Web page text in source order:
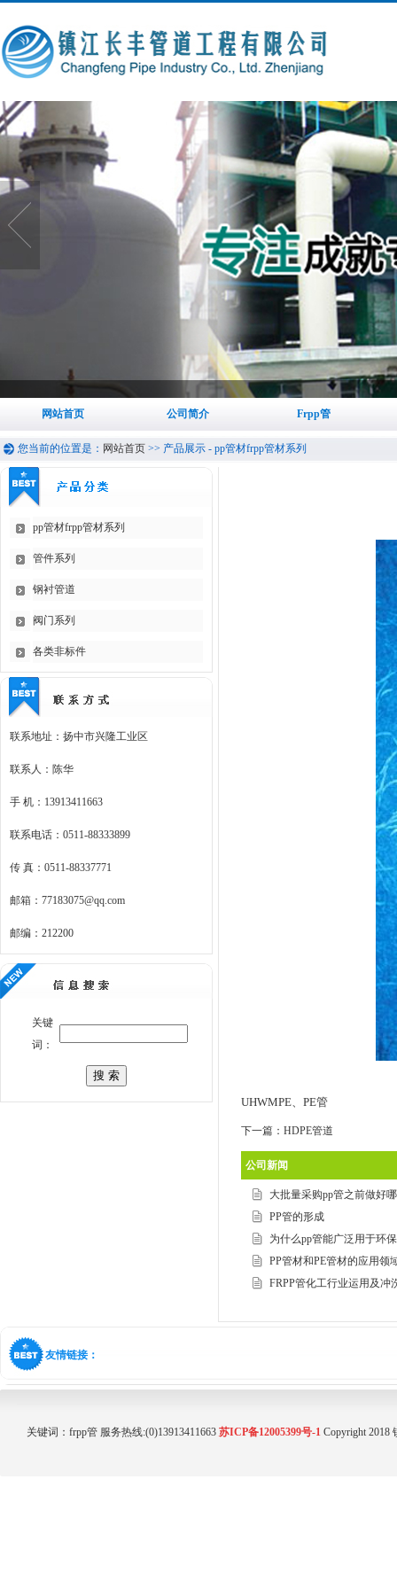
网站首页 公司简介 Frpp管
您当前的位置是： 网站首页 >> 产品展示 - pp管材frpp管材系列
pp管材frpp管材系列
管件系列
钢衬管道
阀门系列
各类非标件
联系地址：扬中市兴隆工业区
联系人：陈华
手 机：13913411663
联系电话：0511-88333899
传 真：0511-88337771
邮箱：77183075@qq.com
邮编：212200
关键
词：
UHWMPE、PE管
下一篇： HDPE管道
公司新闻
大批量采购pp管之前做好
PP管的形成
为什么pp管能广泛用于环
PP管材和PE管材的应用领
FRPP管化工行业运用及冲
友情链接：
关键词： frpp管 服务热线:(0)13913411663 苏ICP备12005399号-1 Copyright 2018